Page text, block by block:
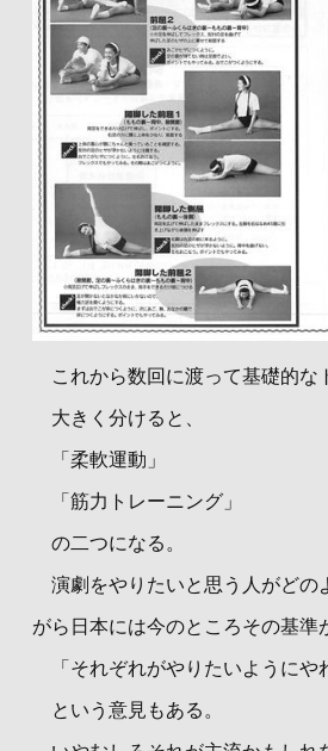
これから数回に渡って基礎的な
大きく分けると、
「柔軟運動」
「筋力トレーニング」
の二つになる。
演劇をやりたいと思う人がどの
がら日本には今のところその基準
「それぞれがやりたいようにや
という意見もある。